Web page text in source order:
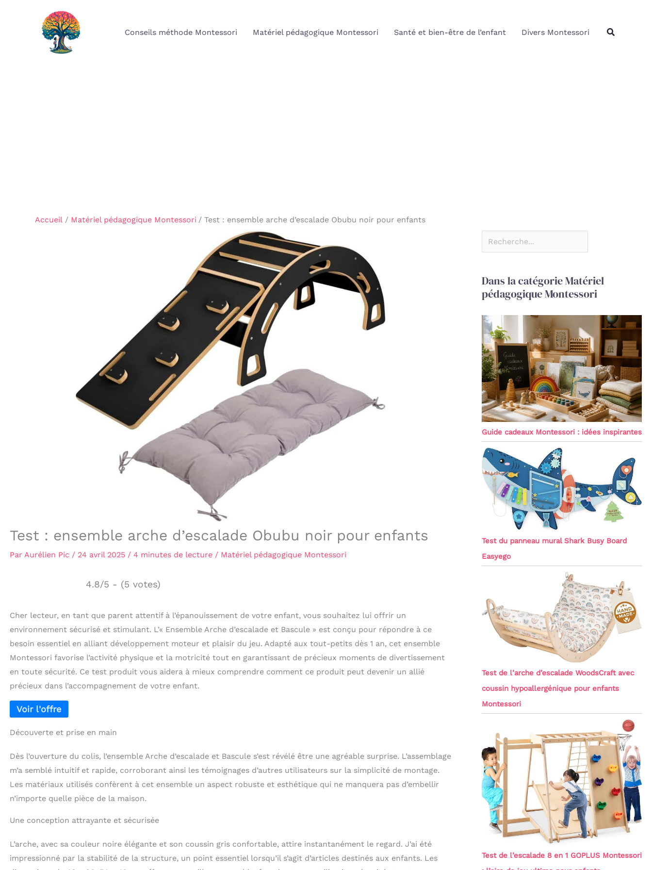
Conseils méthode Montessori Matériel pédagogique Montessori Santé et bien-être de l’enfant Divers Montessori
Accueil Matériel pédagogique Montessori Test : ensemble arche d’escalade Obubu noir pour enfants
Test : ensemble arche d’escalade Obubu noir pour enfants
Par Aurélien Pic / 24 avril 2025 / 4 minutes de lecture / Matériel pédagogique Montessori
4.8/5 - (5 votes)
Cher lecteur, en tant que parent attentif à l’épanouissement de votre enfant, vous souhaitez lui offrir un
environnement sécurisé et stimulant. L’« Ensemble Arche d’escalade et Bascule » est conçu pour répondre à ce
besoin essentiel en alliant développement moteur et plaisir du jeu. Adapté aux tout-petits dès 1 an, cet ensemble
Montessori favorise l’activité physique et la motricité tout en garantissant de précieux moments de divertissement
en toute sécurité. Ce test produit vous aidera à mieux comprendre comment ce produit peut devenir un allié
précieux dans l’accompagnement de votre enfant.
Découverte et prise en main
Dès l’ouverture du colis, l’ensemble Arche d’escalade et Bascule s’est révélé être une agréable surprise. L’assemblage
m’a semblé intuitif et rapide, corroborant ainsi les témoignages d’autres utilisateurs sur la simplicité de montage.
Les matériaux utilisés confèrent à cet ensemble un aspect robuste et esthétique qui ne manquera pas d’embellir
n’importe quelle pièce de la maison.
Une conception attrayante et sécurisée
L’arche, avec sa couleur noire élégante et son coussin gris confortable, attire instantanément le regard. J’ai été
impressionné par la stabilité de la structure, un point essentiel lorsqu’il s’agit d’articles destinés aux enfants. Les
Dans la catégorie Matériel
pédagogique Montessori
Guide cadeaux Montessori : idées inspirantes
Test du panneau mural Shark Busy Board
Easyego
Test de l’arche d’escalade WoodsCraft avec
coussin hypoallergénique pour enfants
Montessori
Test de l’escalade 8 en 1 GOPLUS Montessori